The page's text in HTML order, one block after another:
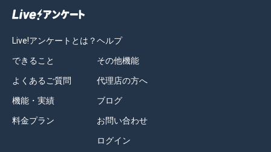
Live!アンケートとは？
できること
よくあるご質問
機能・実績
料金プラン
ヘルプ
その他機能
代理店の方へ
ブログ
お問い合わせ
ログイン